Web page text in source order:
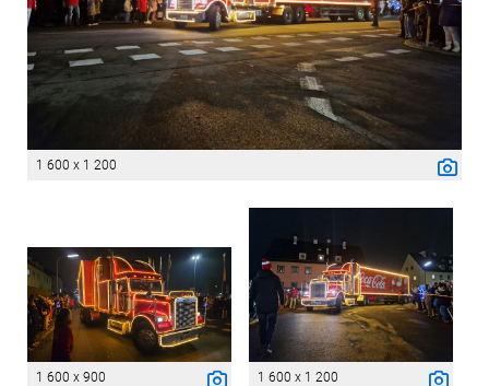
1 600 x 1 200
1 600 x 900 1 600 x 1 200